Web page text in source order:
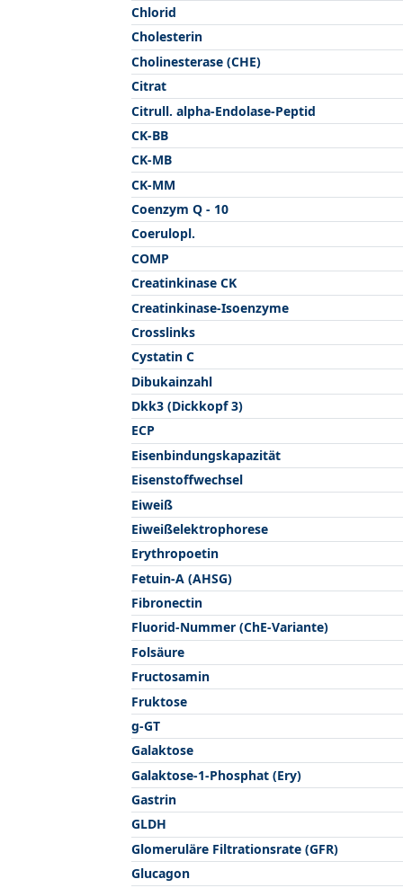
Chlorid
Cholesterin
Cholinesterase (CHE)
Citrat
Citrull. alpha-Endolase-Peptid
CK-BB
CK-MB
CK-MM
Coenzym Q - 10
Coerulopl.
COMP
Creatinkinase CK
Creatinkinase-Isoenzyme
Crosslinks
Cystatin C
Dibukainzahl
Dkk3 (Dickkopf 3)
ECP
Eisenbindungskapazität
Eisenstoffwechsel
Eiweiß
Eiweißelektrophorese
Erythropoetin
Fetuin-A (AHSG)
Fibronectin
Fluorid-Nummer (ChE-Variante)
Folsäure
Fructosamin
Fruktose
g-GT
Galaktose
Galaktose-1-Phosphat (Ery)
Gastrin
GLDH
Glomeruläre Filtrationsrate (GFR)
Glucagon